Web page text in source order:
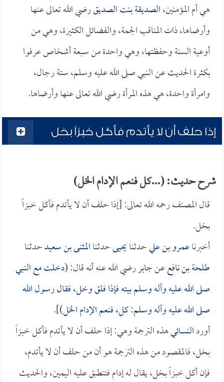
هي أم المؤمنين،الصديقة بنت الصديقرضي الله تعالى عنها
وأرضاها، ذات المناقب الجمة، والفضائل الكثيرة، وهي من
أوعية السنة وحفظتها، وهي واحدة من سبعة أشخاص عرفوا
بكثرة الحديث عن النبي صلى الله عليه وسلم، ستة رجال،
وامرأة واحدة، هي هذه المرأة رضي الله تعالى عنها وأرضاها.
إذا حلف أن لا يأتدم فأكل خبزاً بخل
شرح حديث: (...كل فنعم الإدام الخل)
قال المصنف رحمه الله تعالى: [إذا حلف أن لا يأتدم فأكل خبزاً
بخل.
أخبرناعمرو بن عليحدثنايحيىحدثناالمثنى بن سعيدحدثنا
طلحة بن نافععنجابررضي الله عنه أنه قال: (دخلت مع النبي
صلى الله عليه وآله وسلم بيته فإذا فلق وخل، فقال رسول الله
صلى الله عليه وآله وسلم: كل، فنعم الإدام الخل)].
أوردالنسائيهذه الترجمة وهي: إذا حلف أن لا يأتدم فأكل خبزاً
بخل، فالمقصود من هذه الترجمة هو أن من حلف أن لا يأتدم،
فإن أكل خبزاً بخل، يقال له إدام فتنطبق عليه اليمين، والحديث